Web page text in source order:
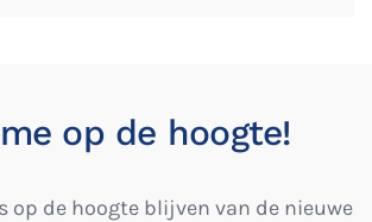
op de hoogte!
op de hoogte blijven van de nieuwe